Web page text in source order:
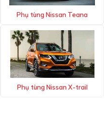
Phụ tùng Nissan Teana
Phụ tùng Nissan X-trail